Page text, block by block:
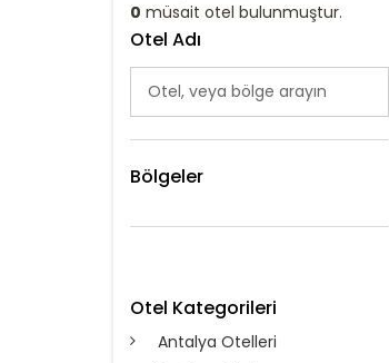
0 müsait otel bulunmuştur.
Otel Adı
Bölgeler
Otel Kategorileri
Antalya Otelleri